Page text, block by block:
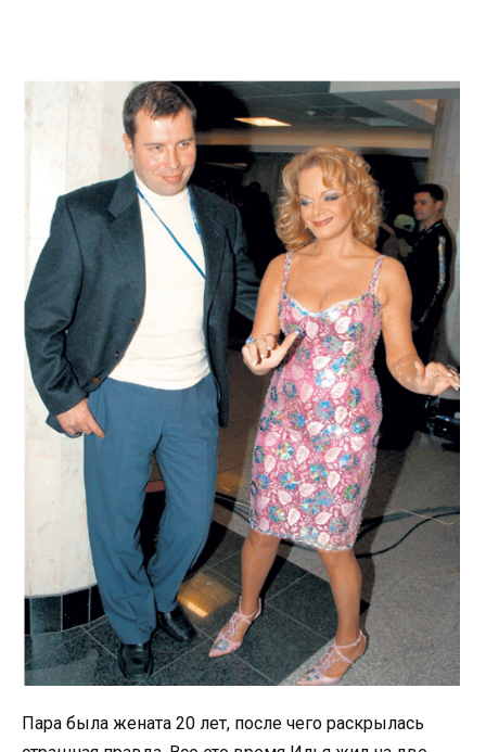
Пара была жената 20 лет, после чего раскрылась